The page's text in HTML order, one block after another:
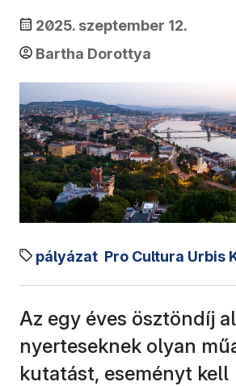
2025. szeptember 12.
Bartha Dorottya
pályázat Pro Cultura Urbis
Az egy éves ösztöndíj
nyerteseknek olyan
kutatást, eseményt kell